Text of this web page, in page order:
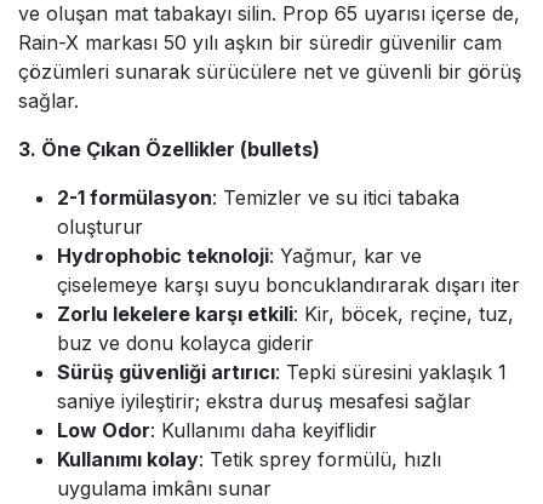
ve oluşan mat tabakayı silin. Prop 65 uyarısı içerse de,
Rain-X markası 50 yılı aşkın bir süredir güvenilir cam
çözümleri sunarak sürücülere net ve güvenli bir görüş
sağlar.
3. Öne Çıkan Özellikler (bullets)
2-1 formülasyon: Temizler ve su itici tabaka
oluşturur
Hydrophobic teknoloji: Yağmur, kar ve
çiselemeye karşı suyu boncuklandırarak dışarı iter
Zorlu lekelere karşı etkili: Kir, böcek, reçine, tuz,
buz ve donu kolayca giderir
Sürüş güvenliği artırıcı: Tepki süresini yaklaşık 1
saniye iyileştirir; ekstra duruş mesafesi sağlar
Low Odor: Kullanımı daha keyiflidir
Kullanımı kolay: Tetik sprey formülü, hızlı
uygulama imkânı sunar